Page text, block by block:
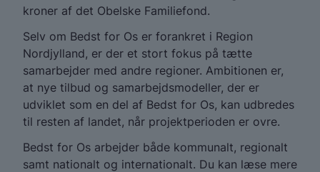
kroner af det Obelske Familiefond.
Selv om Bedst for Os er forankret i Region
Nordjylland, er der et stort fokus på tætte
samarbejder med andre regioner. Ambitionen er,
at nye tilbud og samarbejdsmodeller, der er
udviklet som en del af Bedst for Os, kan udbredes
til resten af landet, når projektperioden er ovre.
Bedst for Os arbejder både kommunalt, regionalt
samt nationalt og internationalt. Du kan læse mere